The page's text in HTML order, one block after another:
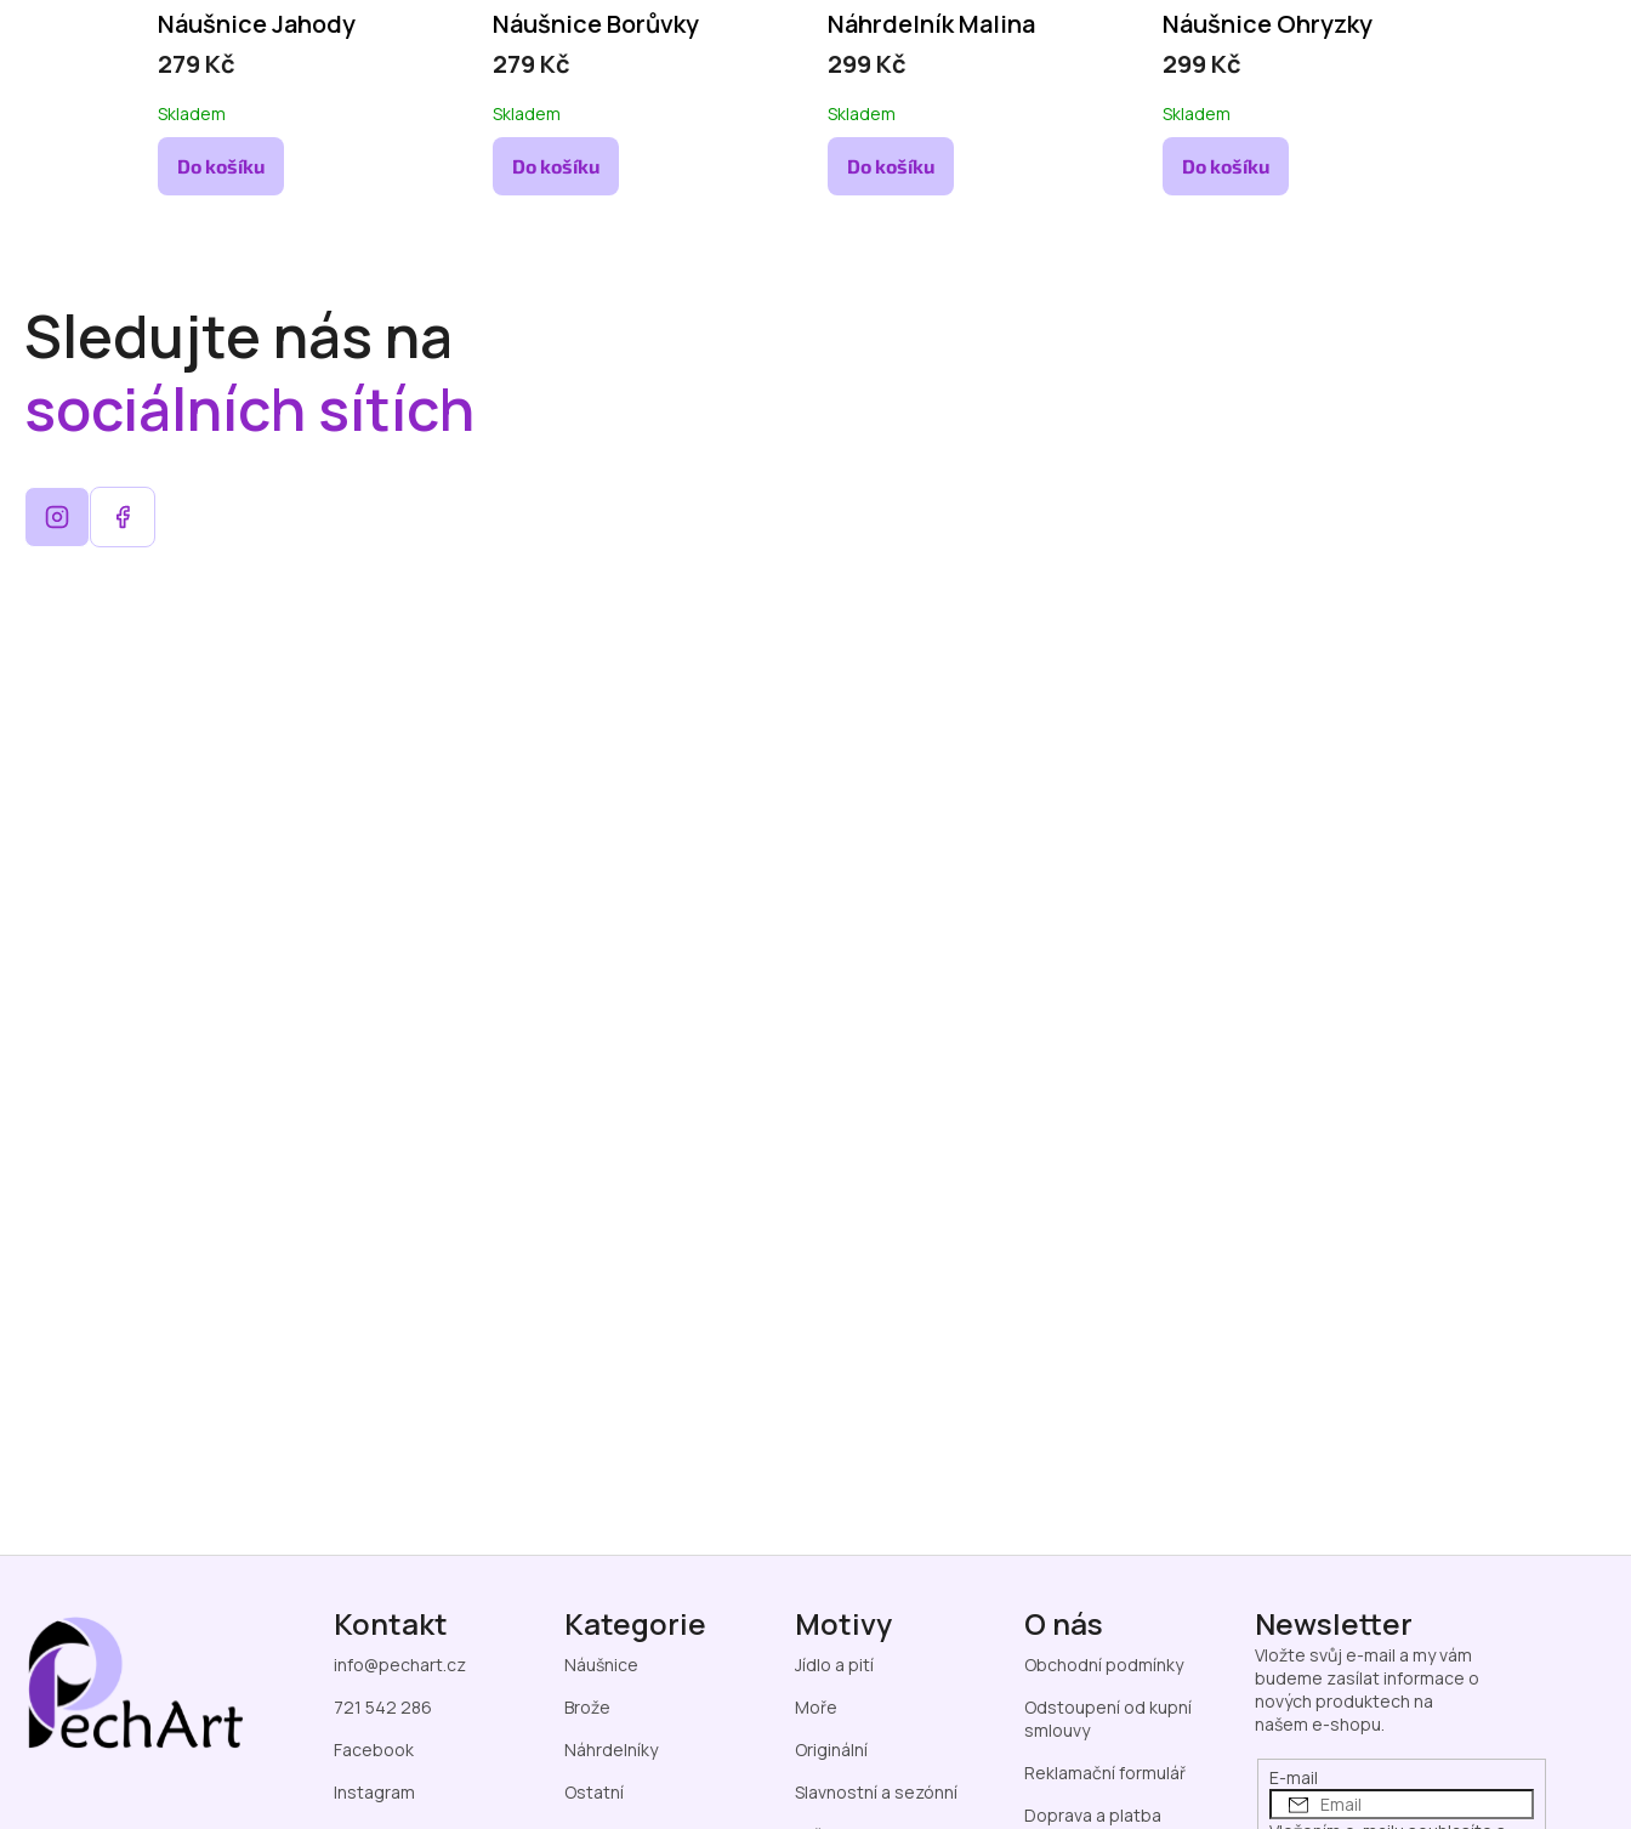
Náušnice Jahody
279 Kč
Skladem
Do košíku
Náušnice Borůvky
279 Kč
Skladem
Do košíku
Náhrdelník Malina
299 Kč
Skladem
Do košíku
Náušnice Ohryzky
299 Kč
Skladem
Do košíku
Sledujte nás na
sociálních sítích
Kontakt
info@pechart.cz
721 542 286
Facebook
Instagram
Kategorie
Náušnice
Brože
Náhrdelníky
Ostatní
Motivy
Jídlo a pití
Moře
Originální
Slavnostní a sezónní
O nás
Obchodní podmínky
Odstoupení od kupní
smlouvy
Reklamační formulář
Doprava a platba
Newsletter
Vložte svůj e-mail a my vám
budeme zasílat informace o
nových produktech na
našem e-shopu.
E-mail